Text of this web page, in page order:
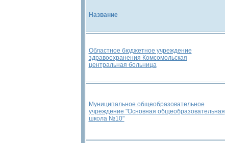
Название
Областное бюджетное учреждение
здравоохранения Комсомольская
центральная больница
Муниципальное общеобразовательное
учреждение "Основная общеобразовательная
школа №10"